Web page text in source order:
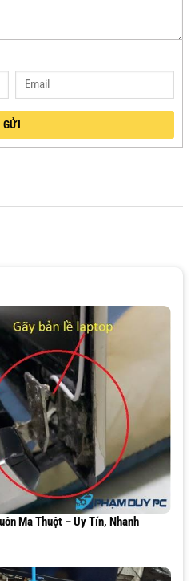
GỬI
Ma Thuột – Uy Tín, Nhanh